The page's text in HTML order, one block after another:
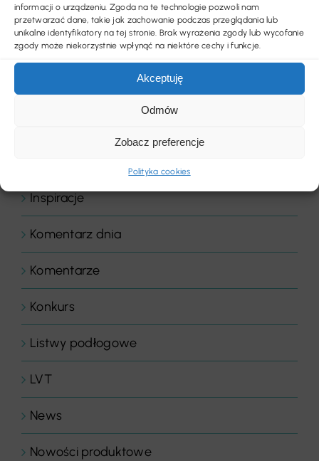
informacji o urządzeniu. Zgoda na te technologie pozwoli nam
przetwarzać dane, takie jak zachowanie podczas przeglądania lub
unikalne identyfikatory na tej stronie. Brak wyrażenia zgody lub wycofanie
zgody może niekorzystnie wpłynąć na niektóre cechy i funkcje.
Akceptuję
Odmów
Zobacz preferencje
Polityka cookies
Biznes
Chemia budowlana
Inspiracje
Komentarz dnia
Komentarze
Konkurs
Listwy podłogowe
LVT
News
Nowości produktowe